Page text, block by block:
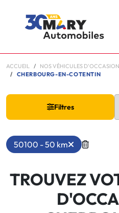
ACCUEIL NOS VÉHICULES D'OCCASION
CHERBOURG-EN-COTENTIN
Filtres
50100 - 50 km
TROUVEZ